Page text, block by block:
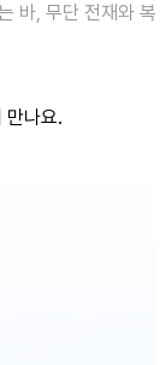
바, 무단 전재와 복
만나요.